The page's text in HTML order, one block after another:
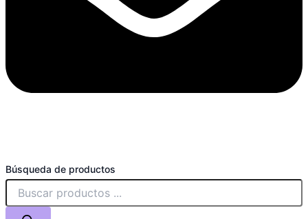
Búsqueda de productos